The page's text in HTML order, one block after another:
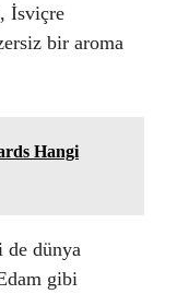
İsviçre
bir aroma
Hangi
de dünya
gibi